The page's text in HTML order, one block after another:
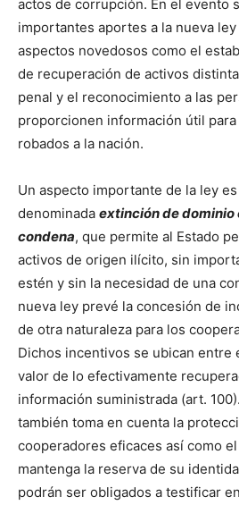
actos de corrupción. En el evento
importantes aportes a la nueva
aspectos novedosos como el
de recuperación de activos
penal y el reconocimiento a las
proporcionen información útil
robados a la nación.
Un aspecto importante de la ley
denominada extinción de dominio
condena, que permite al Estado
activos de origen ilícito, sin
estén y sin la necesidad de una
nueva ley prevé la concesión de
de otra naturaleza para los
Dichos incentivos se ubican entre
valor de lo efectivamente
información suministrada (art.
también toma en cuenta la
cooperadores eficaces así como
mantenga la reserva de su
podrán ser obligados a testificar